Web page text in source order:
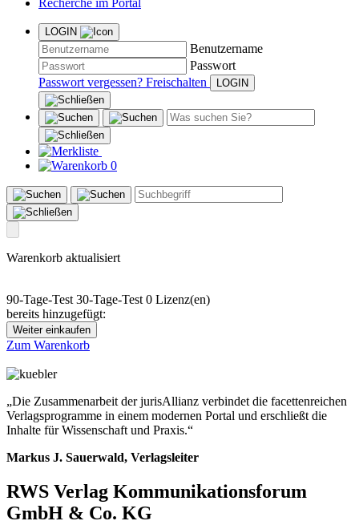
Recherche im Portal
LOGIN
Benutzername
Passwort
Passwort vergessen? Freischalten
0
Warenkorb aktualisiert
90-Tage-Test 30-Tage-Test 0 Lizenz(en)
bereits hinzugefügt:
Weiter einkaufen
Zum Warenkorb
„Die Zusammenarbeit der jurisAllianz verbindet die facettenreichen
Verlagsprogramme in einem modernen Portal und erschließt die
Inhalte für Wissenschaft und Praxis.“
Markus J. Sauerwald, Verlagsleiter
RWS Verlag Kommunikationsforum
GmbH & Co. KG